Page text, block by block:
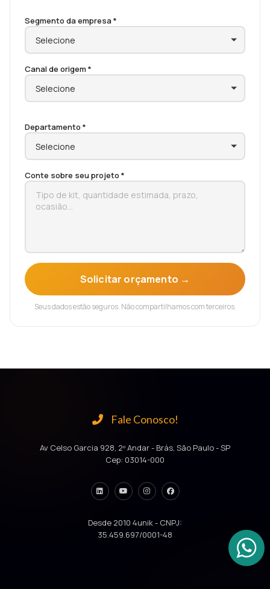
Segmento da empresa *
Canal de origem *
Departamento *
Conte sobre seu projeto *
Solicitar orçamento →
Seus dados estão seguros. Não compartilhamos com terceiros.
Fale Conosco!
Av Celso Garcia 928, 2º Andar - Brás, São Paulo - SP
Cep: 03014-000
Desde 2010 4unik - CNPJ:
35.459.697/0001-48